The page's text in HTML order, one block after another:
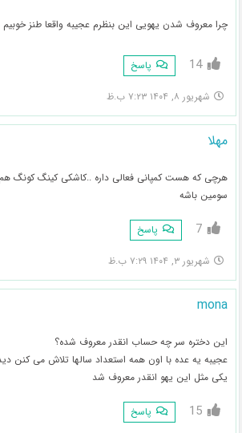
چرا معروف شدن یهویی این بنظرم عجیبه واقعا طنز
14 پاسخ
شهریور ۸, ۱۴۰۴ ۷:۲۳ ب.ظ
مهلا
هرچی که هست کمپانی فعالی داره ..کاشکی کینگ کونگ هم
سومین باشه
7 پاسخ
شهریور ۳, ۱۴۰۴ ۷:۲۹ ب.ظ
mona
این دختره سر چه حساب انقدر معروف شده؟
عجیبه یه عده با اون همه استعداد سالها تلاش می کنن
یکی مثل این یهو انقدر معروف شد
15 پاسخ